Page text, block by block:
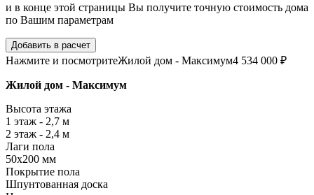
и в конце этой страницы Вы получите точную стоимость дома
по Вашим параметрам
Добавить в расчет
Нажмите и посмотритеЖилой дом - Максимум4 534 000 ₽
Жилой дом - Максимум
Высота этажа
1 этаж - 2,7 м
2 этаж - 2,4 м
Лаги пола
50х200 мм
Покрытие пола
Шпунтованная доска